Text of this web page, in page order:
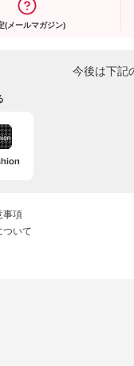
(メールマガジン)
今後は下記
事項
ついて